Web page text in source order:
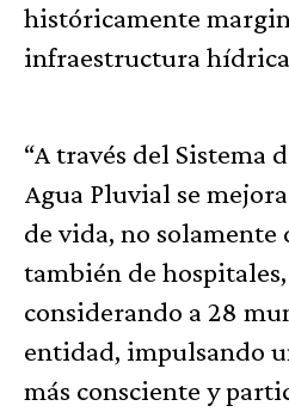
históricamente
infraestructura
“A través del Sistema
Agua Pluvial se
de vida, no solamente
también de
considerando a 28
entidad, impulsando
más consciente y